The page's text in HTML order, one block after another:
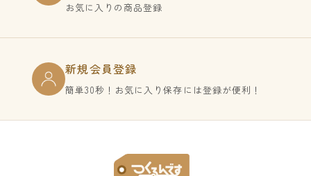
お気に入りの商品登録
新規会員登録
簡単30秒！お気に入り保存には登録が便利！